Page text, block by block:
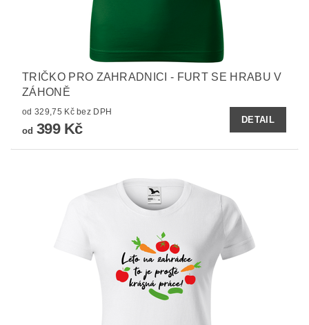
TRIČKO PRO ZAHRADNICI - FURT SE HRABU V
ZÁHONĚ
od 329,75 Kč bez DPH
od 399 Kč
DETAIL